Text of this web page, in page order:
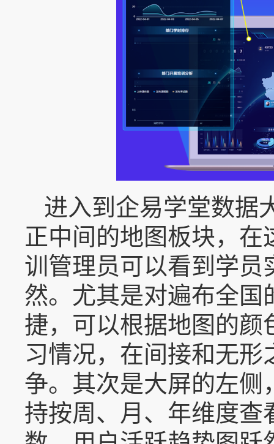
进入到企易学堂数据
正中间的地图板块，
训管理员可以看到学员
然。尤其是对遍布全国
捷，可以根据地图的颜
习情况，在间接和无
争。其次是大屏的左侧
持按周、月、年维度查